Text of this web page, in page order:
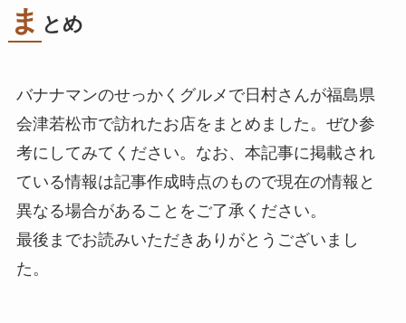
ま とめ
バナナマンのせっかくグルメで日村さんが福島県
会津若松市で訪れたお店をまとめました。ぜひ参
考にしてみてください。なお、本記事に掲載され
ている情報は記事作成時点のもので現在の情報と
異なる場合があることをご了承ください。
最後までお読みいただきありがとうございまし
た。